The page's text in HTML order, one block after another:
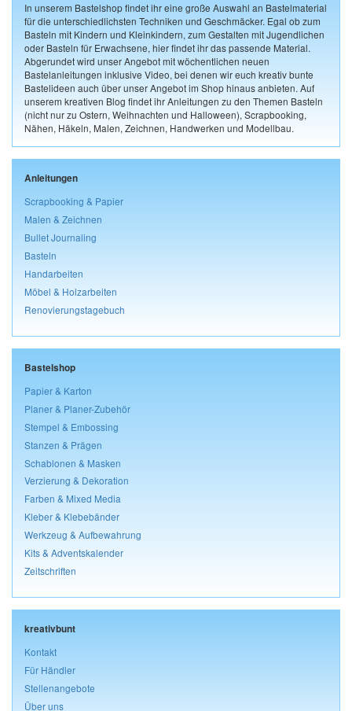
In unserem Bastelshop findet ihr eine große Auswahl an Bastelmaterial
für die unterschiedlichsten Techniken und Geschmäcker. Egal ob zum
Basteln mit Kindern und Kleinkindern, zum Gestalten mit Jugendlichen
oder Basteln für Erwachsene, hier findet ihr das passende Material.
Abgerundet wird unser Angebot mit wöchentlichen neuen
Bastelanleitungen inklusive Video, bei denen wir euch kreativ bunte
Bastelideen auch über unser Angebot im Shop hinaus anbieten. Auf
unserem kreativen Blog findet ihr Anleitungen zu den Themen Basteln
(nicht nur zu Ostern, Weihnachten und Halloween), Scrapbooking,
Nähen, Häkeln, Malen, Zeichnen, Handwerken und Modellbau.
Anleitungen
Scrapbooking & Papier
Malen & Zeichnen
Bullet Journaling
Basteln
Handarbeiten
Möbel & Holzarbeiten
Renovierungstagebuch
Bastelshop
Papier & Karton
Planer & Planer-Zubehör
Stempel & Embossing
Stanzen & Prägen
Schablonen & Masken
Verzierung & Dekoration
Farben & Mixed Media
Kleber & Klebebänder
Werkzeug & Aufbewahrung
Kits & Adventskalender
Zeitschriften
kreativbunt
Kontakt
Für Händler
Stellenangebote
Über uns